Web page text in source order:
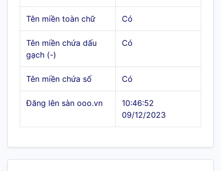
Tên miền toàn chữ Có
Tên miền chứa dấu
gạch (-)
Có
Tên miền chứa số Có
Đăng lên sàn ooo.vn
10:46:52
09/12/2023